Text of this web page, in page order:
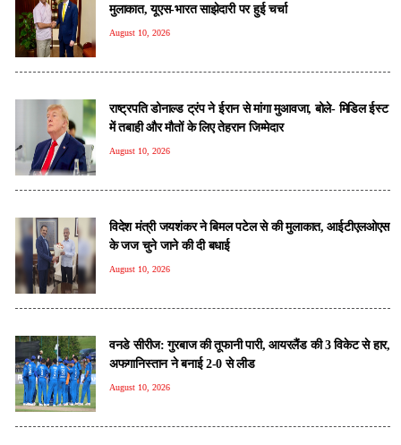
मुलाकात, यूएस-भारत साझेदारी पर हुई चर्चा
August 10, 2026
राष्ट्रपति डोनाल्ड ट्रंप ने ईरान से मांगा मुआवजा, बोले- मिडिल ईस्ट
में तबाही और मौतों के लिए तेहरान जिम्मेदार
August 10, 2026
विदेश मंत्री जयशंकर ने बिमल पटेल से की मुलाकात, आईटीएलओएस
के जज चुने जाने की दी बधाई
August 10, 2026
वनडे सीरीज: गुरबाज की तूफानी पारी, आयरलैंड की 3 विकेट से हार,
अफगानिस्तान ने बनाई 2-0 से लीड
August 10, 2026